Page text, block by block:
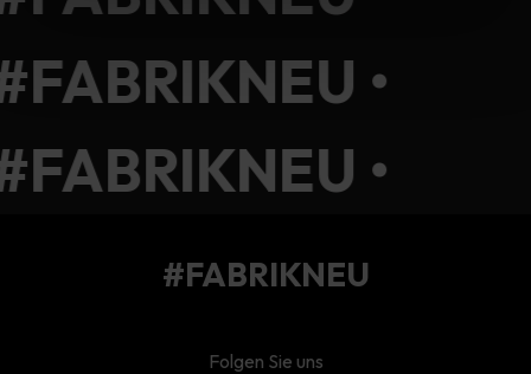
•
•
#FABRIKNEU
Folgen Sie uns